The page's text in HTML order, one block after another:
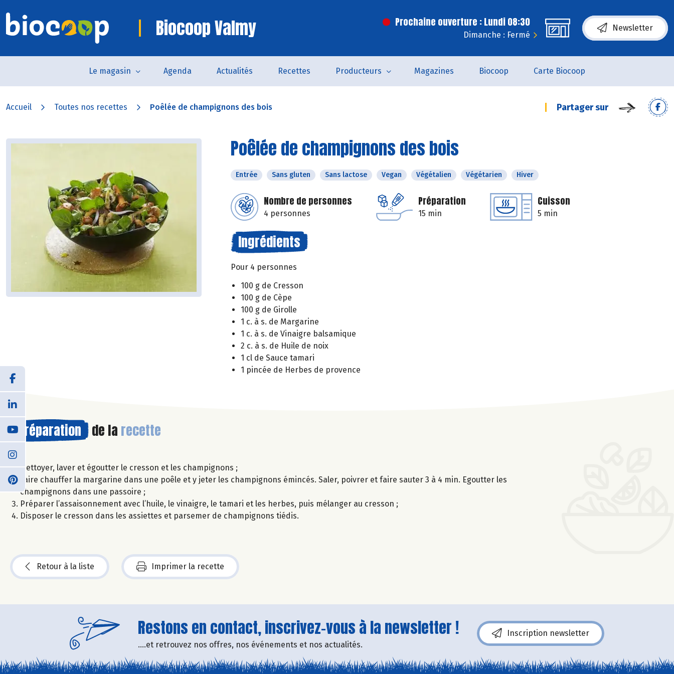
Biocoop Valmy Prochaine ouverture : Lundi 08:30
Dimanche : Fermé
Newsletter
Le magasin Agenda Actualités Recettes Producteurs Magazines Biocoop Carte Biocoop
Accueil Toutes nos recettes Poêlée de champignons des bois Partager sur
Poêlée de champignons des bois
Entrée Sans gluten Sans lactose Vegan Végétalien Végétarien Hiver
Nombre de personnes
4 personnes
Préparation
15 min
Cuisson
5 min
Ingrédients
Pour 4 personnes
100 g de Cresson
100 g de Cèpe
100 g de Girolle
1 c. à s. de Margarine
1 c. à s. de Vinaigre balsamique
2 c. à s. de Huile de noix
1 cl de Sauce tamari
1 pincée de Herbes de provence
Préparation de la recette
Nettoyer, laver et égoutter le cresson et les champignons ;
Faire chauffer la margarine dans une poêle et y jeter les champignons émincés. Saler, poivrer et faire sauter 3 à 4 min. Egoutter les
champignons dans une passoire ;
Préparer l’assaisonnement avec l’huile, le vinaigre, le tamari et les herbes, puis mélanger au cresson ;
Disposer le cresson dans les assiettes et parsemer de champignons tiédis.
Retour à la liste Imprimer la recette
Restons en contact, inscrivez-vous à la newsletter !
....et retrouvez nos offres, nos événements et nos actualités.
Inscription newsletter